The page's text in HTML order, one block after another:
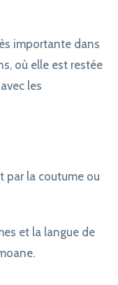
importante dans
où elle est restée
les
par la coutume ou
et la langue de